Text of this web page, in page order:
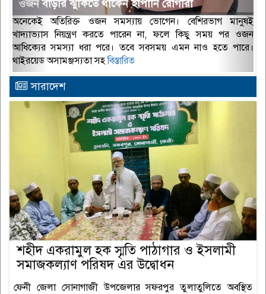
ওজন বাড়ার ঝুঁকিতে থাকেন হাঁপানি রোগীরা
অনেকেই অতিরিক্ত ওজন সমস্যায় ভোগেন। বেশিরভাগ মানুষই
খাদ্যাভ্যাস নিয়ন্ত্রণ করতে পারেন না, ফলে কিছু সময় পর ওজন
আধিক্যের সমস্যা ধরা পরে। তবে সবসময় এমন নাও হতে পারে।
থাইরয়েড অসামঞ্জস্যতা সহবিস্তারিত
সারাদেশ
শহীদ একরামুল হক স্মৃতি পাঠাগার ও ইসলামী
সমাজকল্যাণ পরিষদ এর উদ্বোধন
ফেনী জেলা সোনাগাজী উপজেলার সফরপুর তুলাতুলিতে অবস্থিত